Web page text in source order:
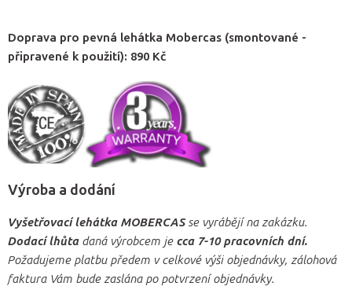
Doprava pro pevná lehátka Mobercas (smontované -
připravené k použití): 890 Kč
Výroba a dodání
Vyšetřovací lehátka MOBERCASse vyrábějí na zakázku.
Dodací lhůta daná výrobcem je cca 7-10 pracovních dní.
Požadujeme platbu předem v celkové výši objednávky, zálohová
faktura Vám bude zaslána po potvrzení objednávky.